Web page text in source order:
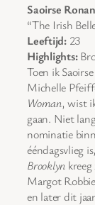
Saoirse Ronan
“The Irish
Leeftijd:23
Highlights:
Toen ik
Michelle
Woman, wist
gaan. Niet
nominatie
ééndagsvlieg
Brooklyn
Margot
en later dit